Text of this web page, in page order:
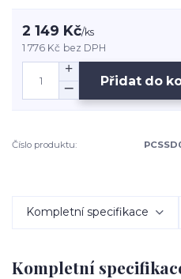
2 149 Kč/ks
1 776 Kč bez DPH
Přidat do
Číslo produktu:
Kompletní specifikace
Kompletní